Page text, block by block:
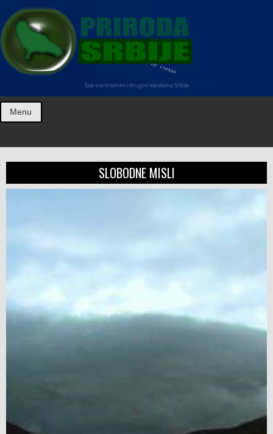
Sajt o prirodnim i drugim lepotama Srbije
Menu
SLOBODNE MISLI